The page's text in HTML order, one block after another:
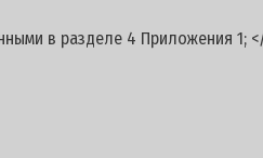
в разделе 4 Приложения 1;